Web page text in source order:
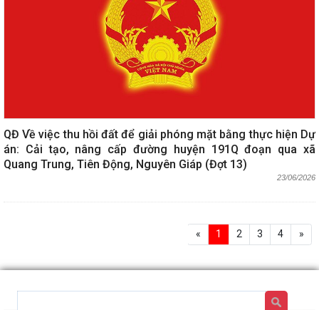
QĐ Về việc thu hồi đất để giải phóng mặt bằng thực hiện Dự
án: Cải tạo, nâng cấp đường huyện 191Q đoạn qua xã
Quang Trung, Tiên Động, Nguyên Giáp (Đợt 13)
23/06/2026
« 1 2 3 4 »